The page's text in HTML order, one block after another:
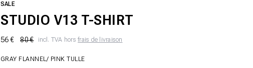
SALE
STUDIO V13 T-SHIRT
56 € 80 € incl. TVA horsfrais de livraison
GRAY FLANNEL/ PINK TULLE